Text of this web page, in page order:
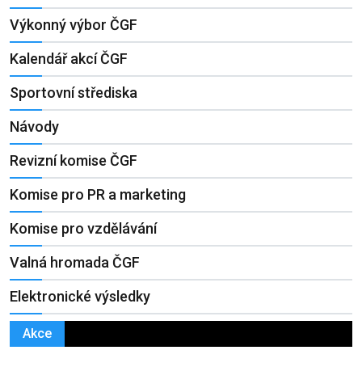
Výkonný výbor ČGF
Kalendář akcí ČGF
Sportovní střediska
Návody
Revizní komise ČGF
Komise pro PR a marketing
Komise pro vzdělávání
Valná hromada ČGF
Elektronické výsledky
Akce